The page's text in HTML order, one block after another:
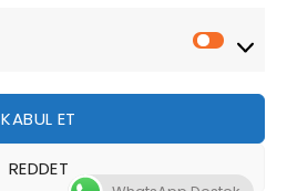
KABUL ET
REDDET
tarama deneyimi sunmak için